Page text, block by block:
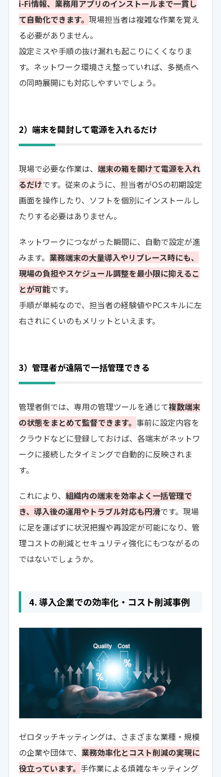
i-Fi情報、業務用アプリのインストールまで一貫し
て自動化できます。 現場担当者は複雑な作業を覚え
る必要がありません。
設定ミスや手順の抜け漏れも起こりにくくなりま
す。ネットワーク環境さえ整っていれば、多拠点へ
の同時展開にも対応しやすいでしょう。
2）端末を開封して電源を入れるだけ
現場で必要な作業は、 端末の箱を開けて電源を入れ
るだけです。従来のように、担当者がOSの初期設定
画面を操作したり、ソフトを個別にインストールし
たりする必要はありません。
ネットワークにつながった瞬間に、自動で設定が進
みます。 業務端末の大量導入やリプレース時にも、
現場の負担やスケジュール調整を最小限に抑えるこ
とが可能です。
手順が単純なので、担当者の経験値やPCスキルに左
右されにくいのもメリットといえます。
3）管理者が遠隔で一括管理できる
管理者側では、専用の管理ツールを通じて複数端末
の状態をまとめて監督できます。 事前に設定内容を
クラウドなどに登録しておけば、各端末がネットワ
ークに接続したタイミングで自動的に反映されま
す。
これにより、 組織内の端末を効率よく一括管理で
き、導入後の運用やトラブル対応も円滑です。現場
に足を運ばずに状況把握や再設定が可能になり、管
理コストの削減とセキュリティ強化にもつながるの
ではないでしょうか。
4. 導入企業での効率化・コスト削減事例
ゼロタッチキッティングは、さまざまな業種・規模
の企業や団体で、 業務効率化とコスト削減の実現に
役立っています。 手作業による煩雑なキッティング